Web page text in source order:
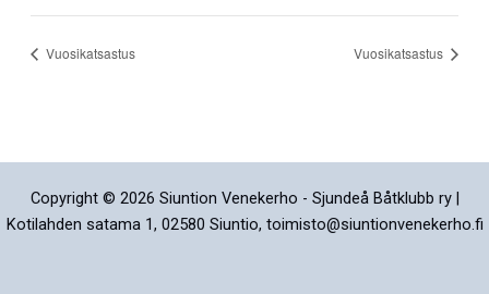
Vuosikatsastus Vuosikatsastus
Copyright © 2026 Siuntion Venekerho - Sjundeå Båtklubb ry |
Kotilahden satama 1, 02580 Siuntio, toimisto@siuntionvenekerho.fi